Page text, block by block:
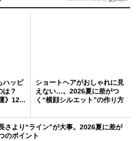
ハッピ
は？
》12...
ショートヘアがおしゃれに見
えない…。2026夏に差がつ
く“横顔シルエット”の作り方
さより“ライン”が大事。2026夏に差が
のポイント